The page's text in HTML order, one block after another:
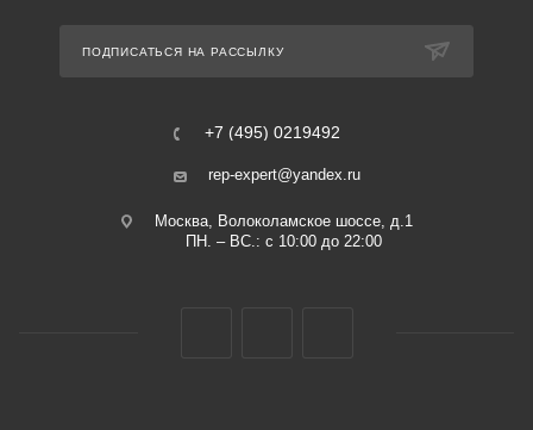
ПОДПИСАТЬСЯ НА РАССЫЛКУ
+7 (495) 0219492
rep-expert@yandex.ru
Москва, Волоколамское шоссе, д.1
ПН. – ВС.: с 10:00 до 22:00